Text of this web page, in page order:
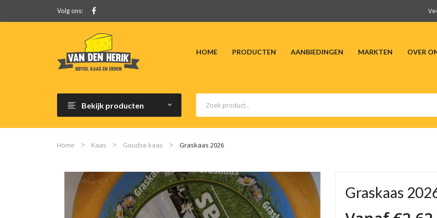
Volg ons:
HOME PRODUCTEN AANBIEDINGEN MARKTEN OVER
Bekijk producten
Home Kaas Goudse kaas Graskaas 2026
Graskaas